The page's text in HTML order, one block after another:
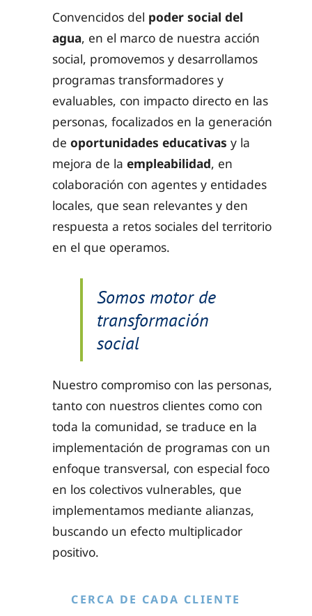
Convencidos del poder social del
agua, en el marco de nuestra acción
social, promovemos y desarrollamos
programas transformadores y
evaluables, con impacto directo en las
personas, focalizados en la generación
deoportunidades educativas y la
mejora de laempleabilidad, en
colaboración con agentes y entidades
locales, que sean relevantes y den
respuesta a retos sociales del territorio
en el que operamos.
Somos motor de
transformación
social
Nuestro compromiso con las personas,
tanto con nuestros clientes como con
toda la comunidad, se traduce en la
implementación de programas con un
enfoque transversal, con especial foco
en los colectivos vulnerables, que
implementamos mediante alianzas,
buscando un efecto multiplicador
positivo.
CERCA DE CADA CLIENTE